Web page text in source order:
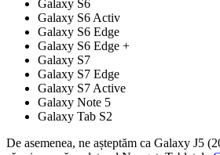
Galaxy S6
Galaxy S6 Activ
Galaxy S6 Edge
Galaxy S6 Edge +
Galaxy S7
Galaxy S7 Edge
Galaxy S7 Active
Galaxy Note 5
Galaxy Tab S2
De asemenea, ne așteptăm ca Galaxy J5